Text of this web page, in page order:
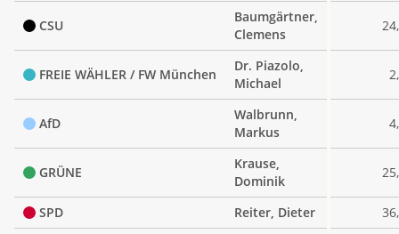
CSU
Baumgärtner,
Clemens
FREIE WÄHLER / FW München
Dr. Piazolo,
Michael
AfD
Walbrunn,
Markus
GRÜNE
Krause,
Dominik
SPD Reiter, Dieter